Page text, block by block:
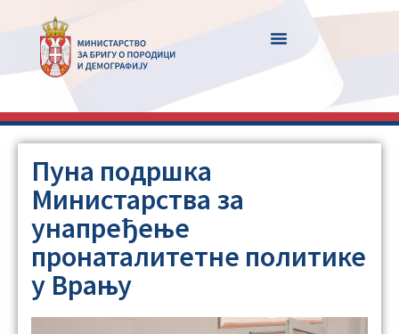
Пуна подршка
Министарства за
унапређење
пронаталитетне политике
у Врању